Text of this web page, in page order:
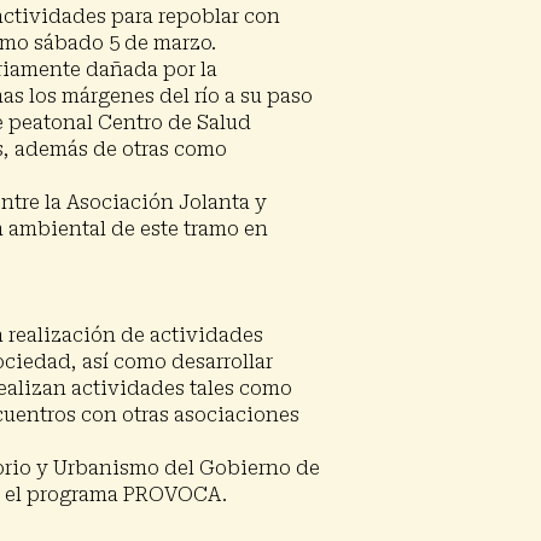
para repoblar con
sábado 5 de marzo.
dañada por la
los márgenes del río a su paso
Centro de Salud
además de otras como
la Asociación Jolanta y
ambiental de este tramo en
realización de actividades
así como desarrollar
actividades tales como
con otras asociaciones
y Urbanismo del Gobierno de
programa PROVOCA.